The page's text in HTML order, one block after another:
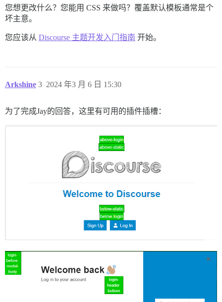
您想更改什么？您能用 CSS 来做吗？覆盖默认模板通常是个
坏主意。
您应该从 Discourse 主题开发入门指南 开始。
Arkshine 2024 年3 月 6 日 15:30
3
为了完成Jay的回答，这里有可用的插件插槽：